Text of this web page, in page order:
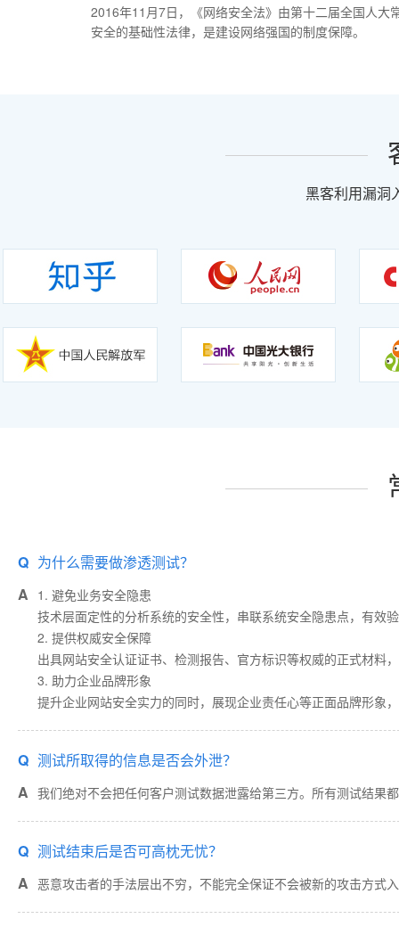
2016年11月7日，《网络安全法》由第十二届全国人
安全的基础性法律，是建设网络强国的制度保障。
黑客利用漏洞
Q 为什么需要做渗透测试？
A 1. 避免业务安全隐患
技术层面定性的分析系统的安全性，串联系统安全隐患点，有效
2. 提供权威安全保障
出具网站安全认证证书、检测报告、官方标识等权威的正式材料
3. 助力企业品牌形象
提升企业网站安全实力的同时，展现企业责任心等正面品牌形象
Q 测试所取得的信息是否会外泄？
A 我们绝对不会把任何客户测试数据泄露给第三方。所有测试结果
Q 测试结束后是否可高枕无忧？
A 恶意攻击者的手法层出不穷，不能完全保证不会被新的攻击方式